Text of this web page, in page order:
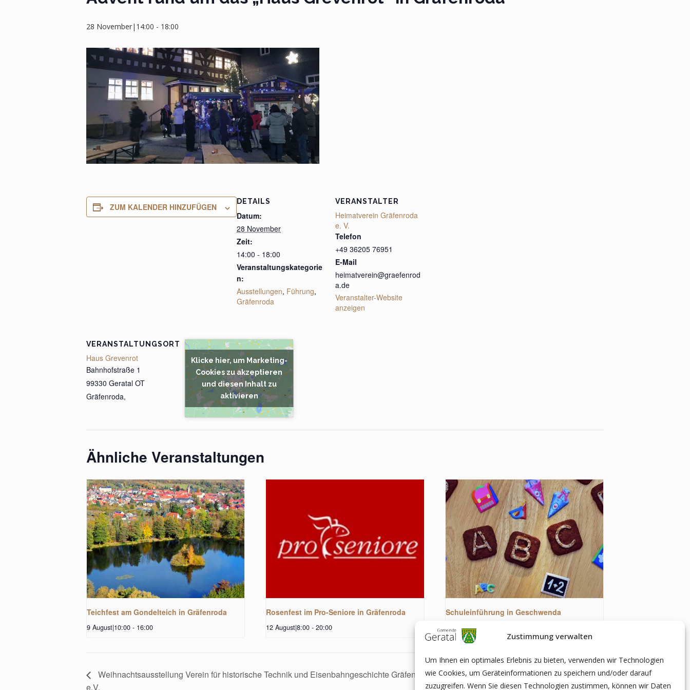
Zustimmung verwalten
Um Ihnen ein optimales Erlebnis zu bieten, verwenden wir Technologien
wie Cookies, um Geräteinformationen zu speichern und/oder darauf
zuzugreifen. Wenn Sie diesen Technologien zustimmen, können wir Daten
28 November|14:00 - 18:00
ZUM KALENDER HINZUFÜGEN
DETAILS
Datum:
28 November
Zeit:
14:00 - 18:00
Veranstaltungskategorie
n:
Ausstellungen, Führung,
Gräfenroda
VERANSTALTER
Heimatverein Gräfenroda
e. V.
Telefon
+49 36205 76951
E-Mail
heimatverein@graefenrod
a.de
Veranstalter-Website
anzeigen
VERANSTALTUNGSORT
Haus Grevenrot
Bahnhofstraße 1
99330 Geratal OT
Gräfenroda,
Klicke hier, um Marketing-
Cookies zu akzeptieren
und diesen Inhalt zu
aktivieren
Ähnliche Veranstaltungen
Teichfest am Gondelteich in Gräfenroda
9 August|10:00 - 16:00
Rosenfest im Pro-Seniore in Gräfenroda
12 August|8:00 - 20:00
Schuleinführung in Geschwenda
15 August|10:00
Weihnachtsausstellung Verein für historische Technik und Eisenbahngeschichte Gräfenroda
e.V.
Weihnachtsmarkt der Vereine in Frankenhain